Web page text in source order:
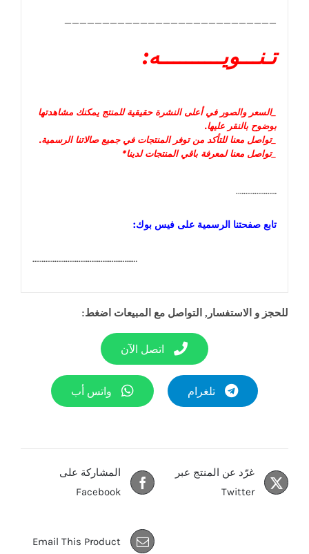
____________________________
تـنـــويــــــــــه:
_السعر والصور في أعلى النشرة حقيقية للمنتج يمكنك مشاهدتها
بوضوح بالنقر عليها.
_تواصل معنا للتأكد من توفر المنتجات في جميع صالاتنا الرسمية.
_تواصل معنا لمعرفة باقي المنتجات لدينا*
………………….
تابع صفحتنا الرسمية على فيس بوك:
…………………………………………………
للحجز و الاستفسار, التواصل مع المبيعات اضغط:
اتصل الآن
تلغرام واتس أب
المشاركة على
Facebook
غرّد عن المنتج عبر
Twitter
Email This Product